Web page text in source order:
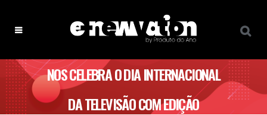
NOS CELEBRA O DIA INTERNACIONAL
DA TELEVISÃO COM EDIÇÃO